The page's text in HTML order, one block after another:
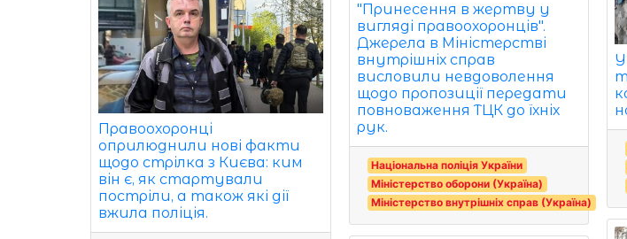
Правоохоронці
оприлюднили нові факти
щодо стрілка з Києва: ким
він є, як стартували
постріли, а також які дії
вжила поліція.
"Принесення в жертву у
вигляді правоохоронців".
Джерела в Міністерстві
внутрішніх справ
висловили невдоволення
щодо пропозиції передати
повноваження ТЦК до їхніх
рук.
Національна поліція України
Міністерство оборони (Україна)
Міністерство внутрішніх справ (Україна)
У